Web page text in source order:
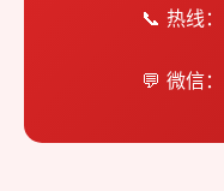
📞 热线：
💬 微信：